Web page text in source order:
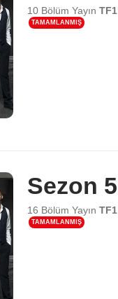
10 Bölüm Yayın TF1
TAMAMLANMIŞ
Sezon 5
16 Bölüm Yayın TF1
TAMAMLANMIŞ